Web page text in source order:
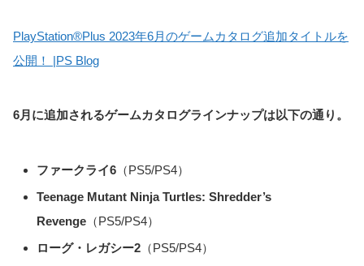
PlayStation®Plus 2023年6月のゲームカタログ追加タイトルを
公開！ |PS Blog
6月に追加されるゲームカタログラインナップは以下の通り。
ファークライ6 （PS5/PS4）
Teenage Mutant Ninja Turtles: Shredder’s
Revenge （PS5/PS4）
ローグ・レガシー2 （PS5/PS4）